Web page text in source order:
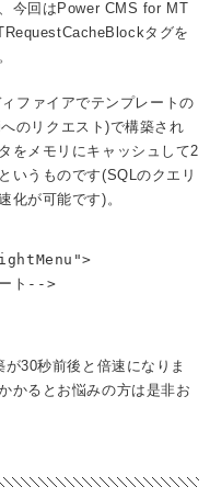
今回はPower CMS for MT
タグを
ファイアでテンプレートの
のリクエスト)で構築され
をメモリにキャッシュして2
いうものです(SQLのクエリ
化が可能です)。
ト-->
30秒前後と倍速になりま
かるとお悩みの方は是非お